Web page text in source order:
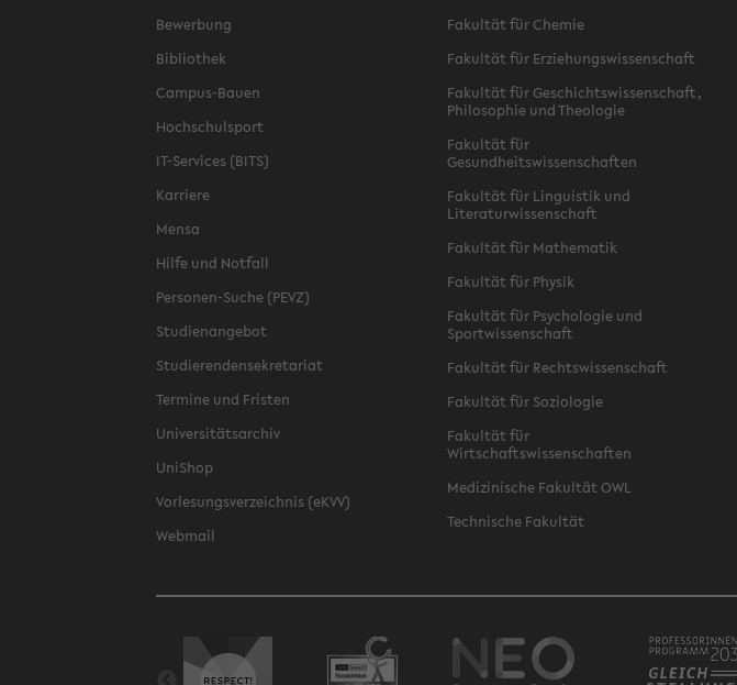
Bewerbung
Bibliothek
Campus-Bauen
Hochschulsport
IT-Services (BITS)
Karriere
Mensa
Hilfe und Notfall
Personen-Suche (PEVZ)
Studienangebot
Studierendensekretariat
Termine und Fristen
Universitätsarchiv
UniShop
Vorlesungsverzeichnis (eKVV)
Webmail
Fakultät für Chemie
Fakultät für Erziehungswissenschaft
Fakultät für Geschichtswissenschaft,
Philosophie und Theologie
Fakultät für
Gesundheitswissenschaften
Fakultät für Linguistik und
Literaturwissenschaft
Fakultät für Mathematik
Fakultät für Physik
Fakultät für Psychologie und
Sportwissenschaft
Fakultät für Rechtswissenschaft
Fakultät für Soziologie
Fakultät für
Wirtschaftswissenschaften
Medizinische Fakultät OWL
Technische Fakultät